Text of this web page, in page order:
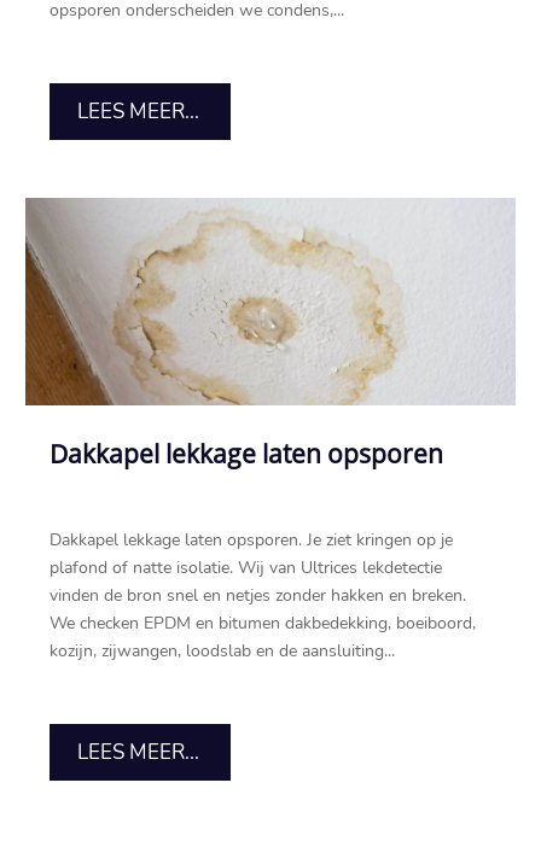
opsporen onderscheiden we condens,...
LEES MEER...
Dakkapel lekkage laten opsporen
Dakkapel lekkage laten opsporen.​ Je ziet kringen op je
plafond of natte isolatie.​ Wij van Ultrices lekdetectie
vinden de bron snel en netjes zonder hakken en breken.​
We checken EPDM en bitumen dakbedekking, boeiboord,
kozijn, zijwangen, loodslab en de aansluiting...
LEES MEER...